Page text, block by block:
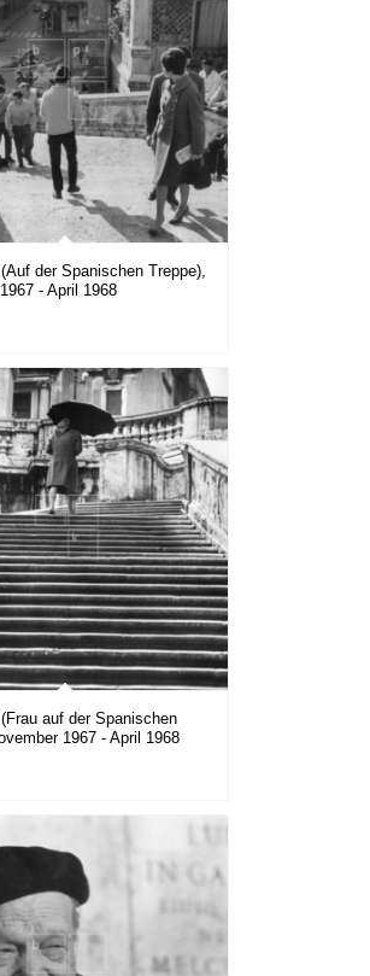
der Spanischen Treppe),
- April 1968
auf der Spanischen
1967 - April 1968